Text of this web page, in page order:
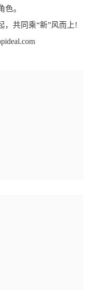
色。
，共同乘“新”风而上!